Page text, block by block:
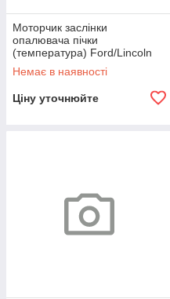
Моторчик заслінки
опалювача пічки
(температура) Ford/Lincoln
13-
Немає в наявності
Ціну уточнюйте